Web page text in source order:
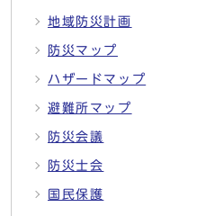
地域防災計画
防災マップ
ハザードマップ
避難所マップ
防災会議
防災士会
国民保護